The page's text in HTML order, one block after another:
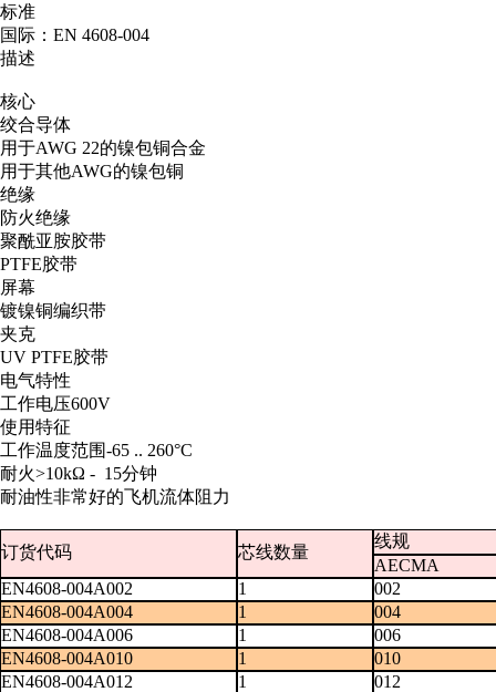
标准
国际：EN 4608-004
描述
核心
绞合导体
用于AWG 22的镍包铜合金
用于其他AWG的镍包铜
绝缘
防火绝缘
聚酰亚胺胶带
PTFE胶带
屏幕
镀镍铜编织带
夹克
UV PTFE胶带
电气特性
工作电压600V
使用特征
工作温度范围-65 .. 260°C
耐火>10kΩ - 15分钟
耐油性非常好的飞机流体阻力
订货代码 芯线数量
线规
AECMA
EN4608-004A002
1
002
EN4608-004A004
1
004
EN4608-004A006
1
006
EN4608-004A010
1
010
EN4608-004A012
1
012